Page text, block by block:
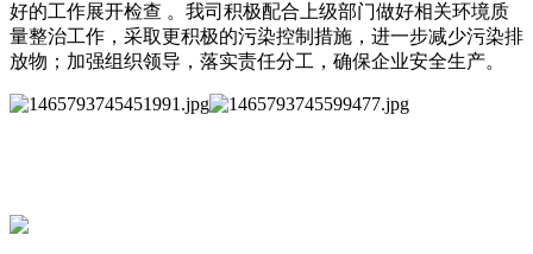
好的工作展开检查 。我司积极配合上级部门做好相关环境质
量整治工作，采取更积极的污染控制措施，进一步减少污染排
放物；加强组织领导，落实责任分工，确保企业安全生产。